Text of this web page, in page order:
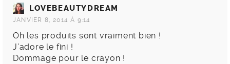
LOVEBEAUTYDREAM
JANVIER 8, 2014 À 9:14
Oh les produits sont vraiment bien !
J’adore le fini !
Dommage pour le crayon !